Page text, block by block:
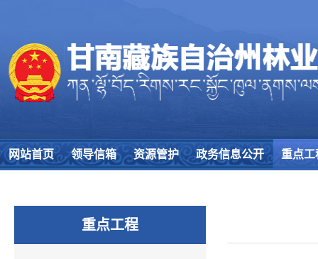
网站首页 领导信箱 资源管护 政务信息公开 重点工
重点工程